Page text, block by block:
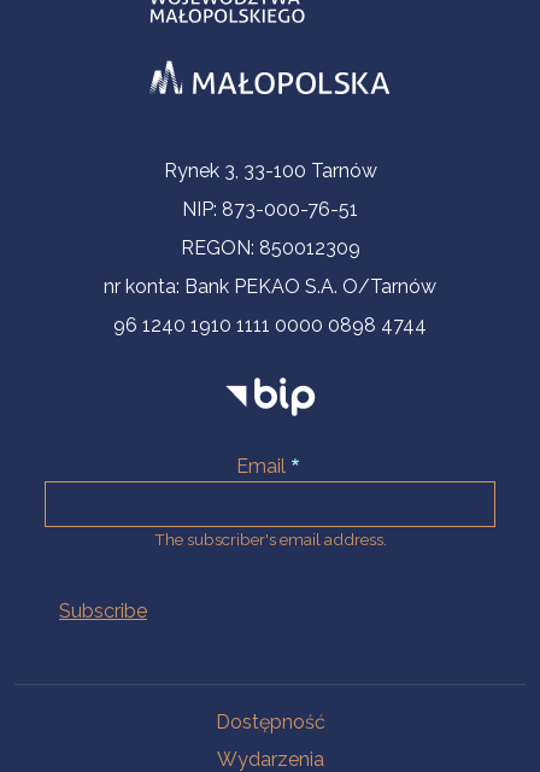
Contact InformationRynek 3, 33-100 Tarnów
NIP: 873-000-76-51
REGON: 850012309
nr konta: Bank PEKAO S.A. O/Tarnów
96 1240 1910 1111 0000 0898 4744
Email
The subscriber's email address.
Dostępność
Wydarzenia